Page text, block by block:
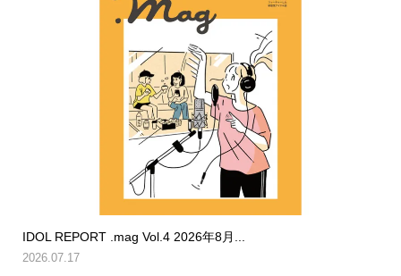
IDOL REPORT .mag Vol.4 2026年8月...
2026.07.17